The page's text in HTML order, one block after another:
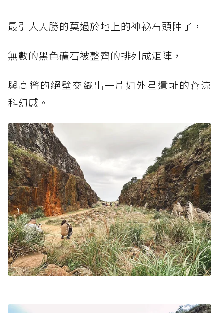
最引人入勝的莫過於地上的神祕石頭陣了，
無數的黑色礦石被整齊的排列成矩陣，
與高聳的絕壁交織出一片如外星遺址的蒼涼
科幻感。